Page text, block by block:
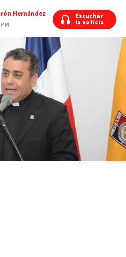
Hernández
Escuchar
la noticia
Escuchar
la noticia